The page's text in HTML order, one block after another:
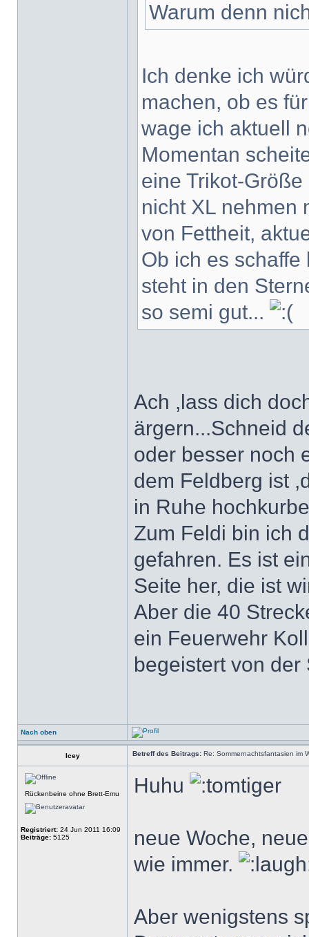
Warum denn
Ich denke ich
machen, ob es
wage ich aktuell
Momentan
eine Trikot-
nicht XL nehmen
von Fettheit,
Ob ich es
steht in den
so semi gut...
Ach ,lass dich
ärgern...Schneid
oder besser noch
dem Feldberg ist
in Ruhe
Zum Feldi bin ich
gefahren. Es ist
Seite her, die ist
Aber die 40
ein Feuerwehr
begeistert von der
Nach oben
Icey Betreff des Beitrags: Re: Sommernachtsfantasien im
Rückenbeine ohne Brett-Emu
Registriert: 24 Jun 2011 16:09
Beiträge: 5125
Huhu
neue Woche,
wie immer.
Aber wenigstens